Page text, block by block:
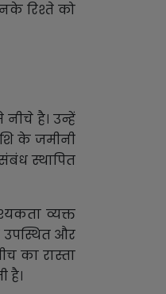
रिश्ते को
है। उन्हें
के जमीनी
स्थापित
व्यक्त
उपस्थित और
का रास्ता
है।